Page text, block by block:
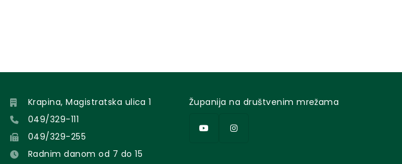
Krapina, Magistratska ulica 1
049/329-111
049/329-255
Radnim danom od 7 do 15
Županija na društvenim mrežama